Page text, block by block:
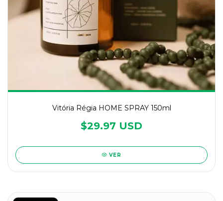
Vitória Régia HOME SPRAY 150ml
$29.97 USD
VER